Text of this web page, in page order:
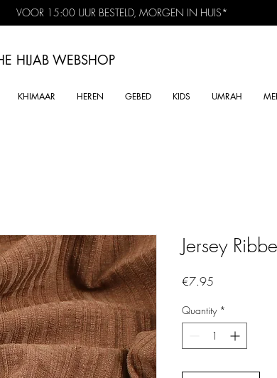
VOOR 15:00 UUR BESTELD, MORGEN IN HUIS*
HIJAB WEBSHOP
KHIMAAR HEREN GEBED KIDS UMRAH
Jersey
€7.95
Quantity *